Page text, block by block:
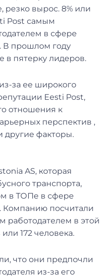
резко вырос. 8% или
Post самым
в сфере
В прошлом году
в пятерку лидеров.
за ее широкого
Eesti Post,
отношения к
перспектив ,
другие факторы.
AS, которая
транспорта,
в ТОПе в сфере
Компанию посчитали
работодателем в этой
172 человека.
что они предпочли
из-за его